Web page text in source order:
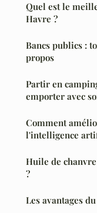
Quel est le
Havre ?
Bancs publics :
propos
Partir en
emporter avec
Comment
l'intelligence
Huile de
?
Les avantages